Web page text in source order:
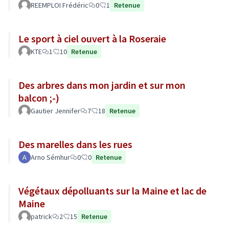
REEMPLOI Frédéric 0 1 Retenue
Le sport à ciel ouvert à la Roseraie
KTE 1 10 Retenue
Des arbres dans mon jardin et sur mon
balcon ;-)
Gautier Jennifer 7 18 Retenue
Des marelles dans les rues
Arno Sémhur 0 0 Retenue
Végétaux dépolluants sur la Maine et lac de
Maine
patrick 2 15 Retenue